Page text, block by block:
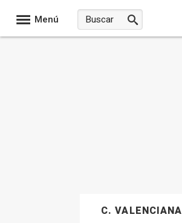
Menú
C. VALENCIANA